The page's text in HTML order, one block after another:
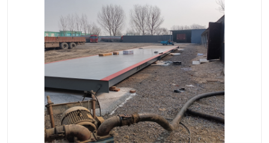
食品烘干机
装载机电子秤 输送机
半自动输送机 全自动输送机
冷却塔 食品螺旋塔
撕碎机 木材撕碎机